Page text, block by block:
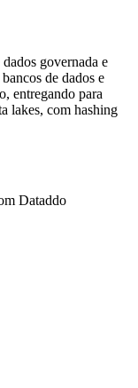
governada e
de dados e
entregando para
lakes, com hashing
Dataddo